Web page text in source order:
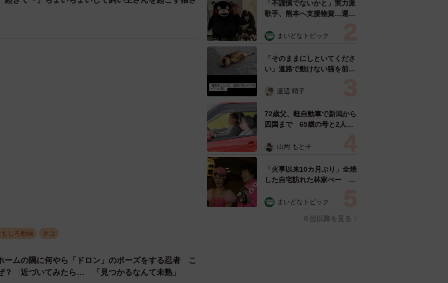
しろ動画 ネコ
ムの隅に何やら「ドロン」のポーズをする忍者 こ
？ 近づいてみたら… 「見つかるなんて未熟」
「不謹慎でないかと」実力派
歌手、熊本へ支援物資…運搬
めらい 「痛いほど伝わる」
まいどなトピック
「そのままにしといてくださ
い」道路で動けない猫を前に
ようとした4日間 「命の重
表の訴え
渡辺 晴子
72歳父、軽自動車で新潟から
四国まで 65歳の母と2人で
憩まで分刻み… 「大学生で
山岡 もと子
「火事以来10カ月ぶり」全焼
した自宅訪れた林家ぺー 内
ン状態の部屋に呆然
まいどなトピック
６位以降を見る